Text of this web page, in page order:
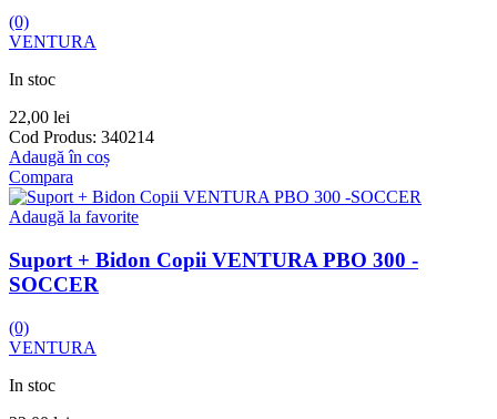
(0)
VENTURA
In stoc
22,00 lei
Cod Produs: 340214
Adaugă în coș
Compara
Adaugă la favorite
Suport + Bidon Copii VENTURA PBO 300 -
SOCCER
(0)
VENTURA
In stoc